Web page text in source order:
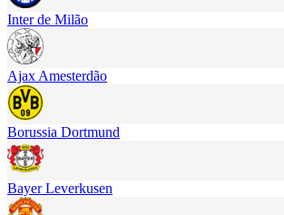
Inter de Milão
Ajax Amesterdão
Borussia Dortmund
Bayer Leverkusen